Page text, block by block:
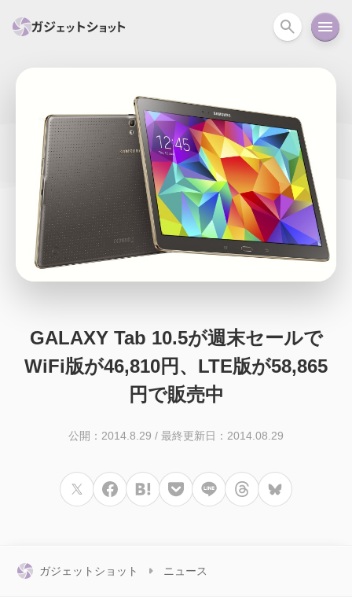
すべて スマホ PC関連
セール情報 スマートホーム アクションカメラ カメラ
回線 iPhone iPad Mac Android コラム
ガイド ニュース オーディオ 周辺機器
GALAXY Tab 10.5が週末セールで
WiFi版が46,810円、LTE版が58,865
円で販売中
公開：2014.8.29 / 最終更新日：2014.08.29
ガジェットショット ニュース